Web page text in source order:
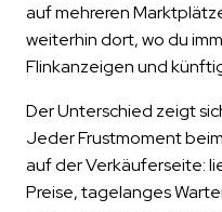
auf mehreren
weiterhin dort, wo du
Flinkanzeigen und
Der Unterschied zeigt
Jeder Frustmoment
auf der Verkäuferseite:
Preise, tagelanges